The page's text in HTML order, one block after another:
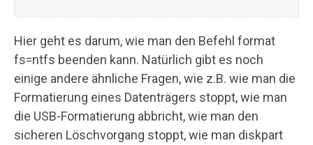
Hier geht es darum, wie man den Befehl format
fs=ntfs beenden kann. Natürlich gibt es noch
einige andere ähnliche Fragen, wie z.B. wie man die
Formatierung eines Datenträgers stoppt, wie man
die USB-Formatierung abbricht, wie man den
sicheren Löschvorgang stoppt, wie man diskpart